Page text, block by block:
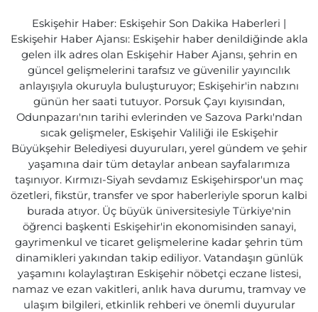
Eskişehir Haber: Eskişehir Son Dakika Haberleri |
Eskişehir Haber Ajansı: Eskişehir haber denildiğinde akla
gelen ilk adres olan Eskişehir Haber Ajansı, şehrin en
güncel gelişmelerini tarafsız ve güvenilir yayıncılık
anlayışıyla okuruyla buluşturuyor; Eskişehir'in nabzını
günün her saati tutuyor. Porsuk Çayı kıyısından,
Odunpazarı'nın tarihi evlerinden ve Sazova Parkı'ndan
sıcak gelişmeler, Eskişehir Valiliği ile Eskişehir
Büyükşehir Belediyesi duyuruları, yerel gündem ve şehir
yaşamına dair tüm detaylar anbean sayfalarımıza
taşınıyor. Kırmızı-Siyah sevdamız Eskişehirspor'un maç
özetleri, fikstür, transfer ve spor haberleriyle sporun kalbi
burada atıyor. Üç büyük üniversitesiyle Türkiye'nin
öğrenci başkenti Eskişehir'in ekonomisinden sanayi,
gayrimenkul ve ticaret gelişmelerine kadar şehrin tüm
dinamikleri yakından takip ediliyor. Vatandaşın günlük
yaşamını kolaylaştıran Eskişehir nöbetçi eczane listesi,
namaz ve ezan vakitleri, anlık hava durumu, tramvay ve
ulaşım bilgileri, etkinlik rehberi ve önemli duyurular